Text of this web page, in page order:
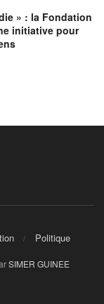
» : la Fondation
initiative pour
Politique
SIMER GUINEE